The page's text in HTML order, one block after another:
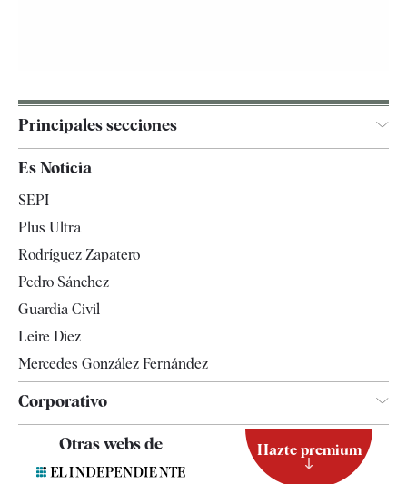
Principales secciones
Televisión
Es Noticia
SEPI
Plus Ultra
Rodríguez Zapatero
Pedro Sánchez
Guardia Civil
Leire Díez
Mercedes González Fernández
Corporativo
Otras webs de Hazte premium